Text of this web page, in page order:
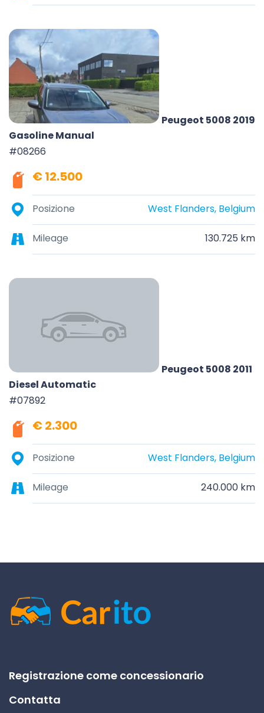
Peugeot 5008 2019
Gasoline Manual
#08266
€ 12.500
Posizione West Flanders, Belgium
Mileage 130.725 km
Peugeot 5008 2011
Diesel Automatic
#07892
€ 2.300
Posizione West Flanders, Belgium
Mileage 240.000 km
Registrazione come concessionario
Contatta